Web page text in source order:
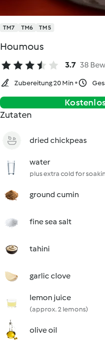
TM7 TM6 TM5
Houmous
3.7 38
Zubereitung 20 Min
Zutaten
dried chickpeas
water
plus extra cold for
ground cumin
fine sea salt
tahini
garlic clove
lemon juice
(approx. 2 lemons)
olive oil